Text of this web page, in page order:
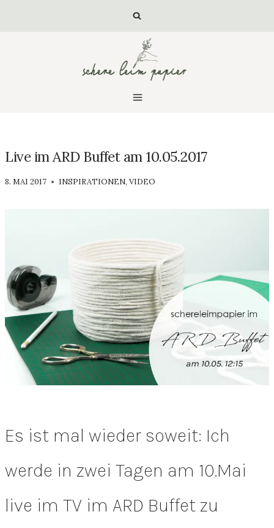
Live im ARD Buffet am 10.05.2017
VON
8. MAI 2017 INSPIRATIONEN, VIDEO
Es ist mal wieder soweit: Ich
werde in zwei Tagen am 10.Mai
live im TV im ARD Buffet zu